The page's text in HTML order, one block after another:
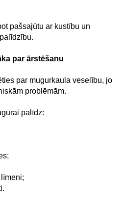
pašsajūtu ar kustību un
par ārstēšanu
par mugurkaula veselību, jo
problēmām.
palīdz: